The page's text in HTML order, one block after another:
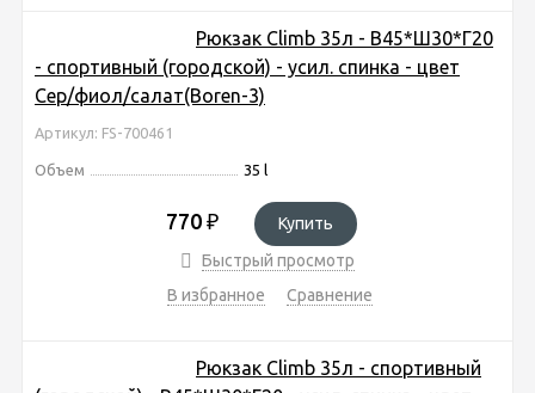
Рюкзак Climb 35л - В45*Ш30*Г20
- спортивный (городской) - усил. спинка - цвет
Сер/фиол/салат(Boren-3)
Артикул: FS-700461
Объем 35 l
770 ₽
Купить
Быстрый просмотр
В избранное
Сравнение
Рюкзак Climb 35л - спортивный